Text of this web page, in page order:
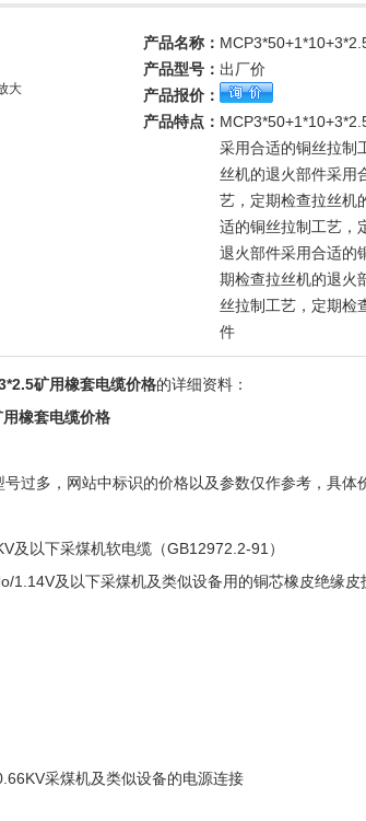
大
产品名称：
产品型号： 出厂价
产品报价：
产品特点：
采用合适的铜丝拉制
丝机的退火部件采用
艺，定期检查拉丝机
适的铜丝拉制工艺，
退火部件采用合适的
期检查拉丝机的退火
丝拉制工艺，定期检
件
矿用橡套电缆价格的详细资料：
橡套电缆价格
号过多，网站中标识的价格以及参数仅作参考，具
及以下采煤机软电缆（GB12972.2-91）
1.14V及以下采煤机及类似设备用的铜芯橡皮绝缘皮
采煤机及类似设备的电源连接